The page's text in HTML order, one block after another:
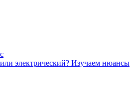
электрический? Изучаем нюансы